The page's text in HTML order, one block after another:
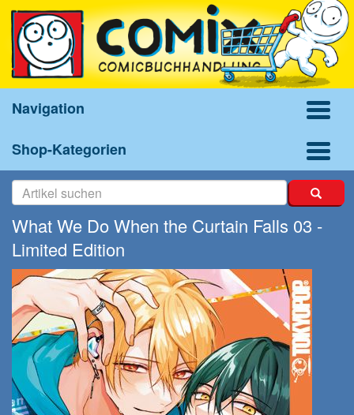
Navigation
Shop-Kategorien
What We Do When the Curtain Falls 03 -
Limited Edition